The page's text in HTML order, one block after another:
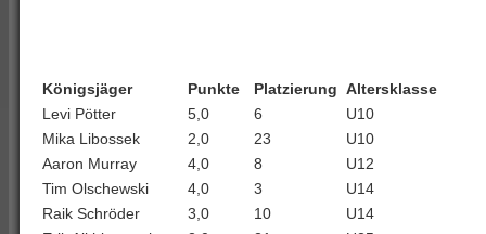
Königsjäger Punkte Platzierung Altersklasse
Levi Pötter
5,0 6
U10
Mika Libossek
2,0 23
U10
Aaron Murray
4,0 8
U12
Tim Olschewski
4,0 3
U14
Raik Schröder
3,0 10
U14